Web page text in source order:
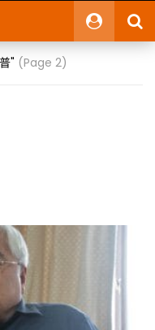
" (Page 2)